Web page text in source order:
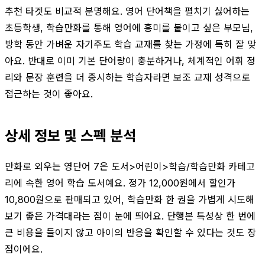
추천 타겟도 비교적 분명해요. 영어 단어책을 펼치기 싫어하는
초등학생, 학습만화를 통해 영어에 흥미를 붙이고 싶은 부모님,
방학 동안 가벼운 자기주도 학습 교재를 찾는 가정에 특히 잘 맞
아요. 반대로 이미 기본 단어량이 충분하거나, 체계적인 어휘 정
리와 문장 훈련을 더 중시하는 학습자라면 보조 교재 성격으로
접근하는 것이 좋아요.
상세 정보 및 스펙 분석
만화로 외우는 영단어 7은 도서>어린이>학습/학습만화 카테고
리에 속한 영어 학습 도서예요. 정가 12,000원에서 할인가
10,800원으로 판매되고 있어, 학습만화 한 권을 가볍게 시도해
보기 좋은 가격대라는 점이 눈에 띄어요. 단행본 특성상 한 번에
큰 비용을 들이지 않고 아이의 반응을 확인할 수 있다는 것도 장
점이에요.